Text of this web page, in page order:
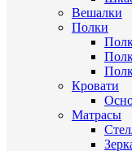
Вешалки
Полки
Кровати
Матрасы